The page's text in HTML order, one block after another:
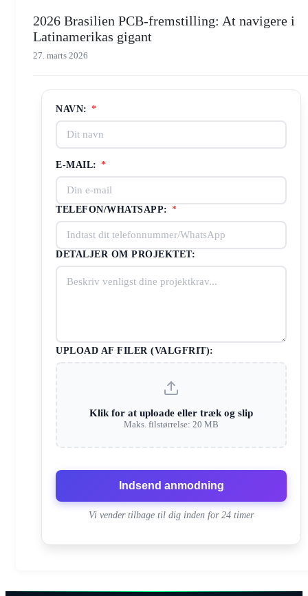
2026 Brasilien PCB-fremstilling: At navigere i
Latinamerikas gigant
27. marts 2026
NAVN: *
E-MAIL: *
TELEFON/WHATSAPP: *
DETALJER OM PROJEKTET:
UPLOAD AF FILER (VALGFRIT):
Klik for at uploade eller træk og slip
Maks. filstørrelse: 20 MB
Indsend anmodning
Vi vender tilbage til dig inden for 24 timer